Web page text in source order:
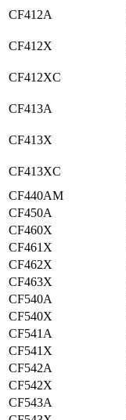
CF412A
CF412X
CF412XC
CF413A
CF413X
CF413XC
CF440AM
CF450A
CF460X
CF461X
CF462X
CF463X
CF540A
CF540X
CF541A
CF541X
CF542A
CF542X
CF543A